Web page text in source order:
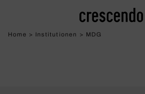
Home > Institutionen > MDG